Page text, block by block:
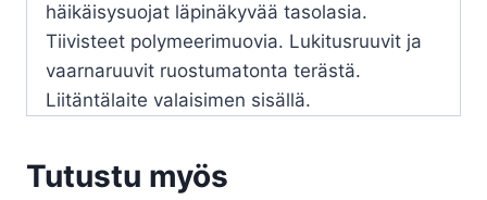
häikäisysuojat läpinäkyvää tasolasia.
Tiivisteet polymeerimuovia. Lukitusruuvit ja
vaarnaruuvit ruostumatonta terästä.
Liitäntälaite valaisimen sisällä.
Tutustu myös